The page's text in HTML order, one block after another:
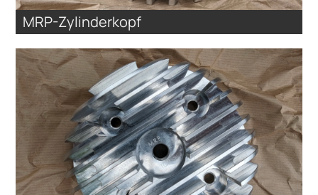
MRP-Zylinderkopf